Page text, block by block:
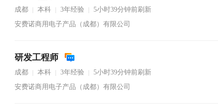
成都 本科 3年经验
5小时39分钟前刷新
安费诺商用电子产品（成都）有限公司
研发工程师
成都 本科 3年经验
5小时39分钟前刷新
安费诺商用电子产品（成都）有限公司